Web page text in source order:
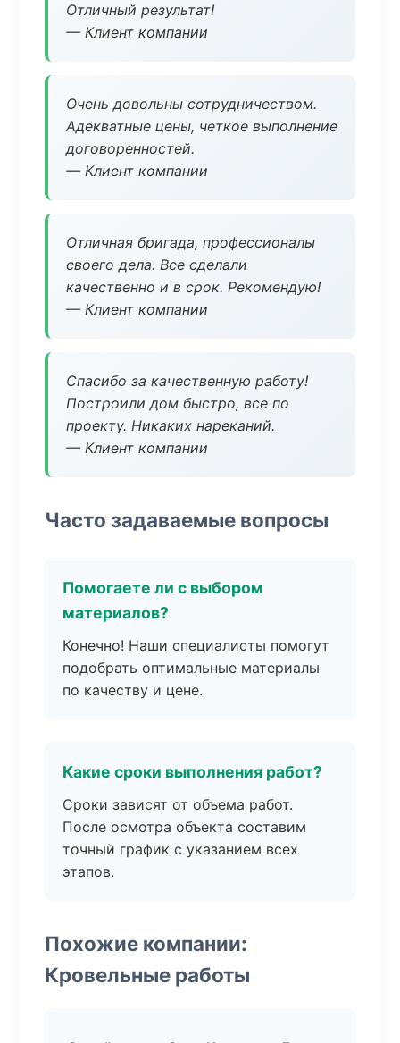
Отличный результат!
— Клиент компании
Очень довольны сотрудничеством.
Адекватные цены, четкое выполнение
договоренностей.
— Клиент компании
Отличная бригада, профессионалы
своего дела. Все сделали
качественно и в срок. Рекомендую!
— Клиент компании
Спасибо за качественную работу!
Построили дом быстро, все по
проекту. Никаких нареканий.
— Клиент компании
Часто задаваемые вопросы
Помогаете ли с выбором
материалов?
Конечно! Наши специалисты помогут
подобрать оптимальные материалы
по качеству и цене.
Какие сроки выполнения работ?
Сроки зависят от объема работ.
После осмотра объекта составим
точный график с указанием всех
этапов.
Похожие компании:
Кровельные работы